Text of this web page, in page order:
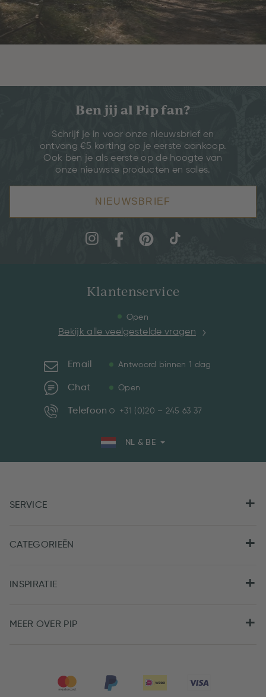
Ben jij al Pip fan?
Schrijf je in voor onze nieuwsbrief en
ontvang €5 korting op je eerste aankoop.
Ook ben je als eerste op de hoogte van
onze nieuwste producten en sales.
NIEUWSBRIEF
Klantenservice
Open
Bekijk alle veelgestelde vragen
Email Antwoord binnen 1 dag
Chat Open
Telefoon +31 (0)20 – 245 63 37
NL & BE
SERVICE
CATEGORIEËN
INSPIRATIE
MEER OVER PIP